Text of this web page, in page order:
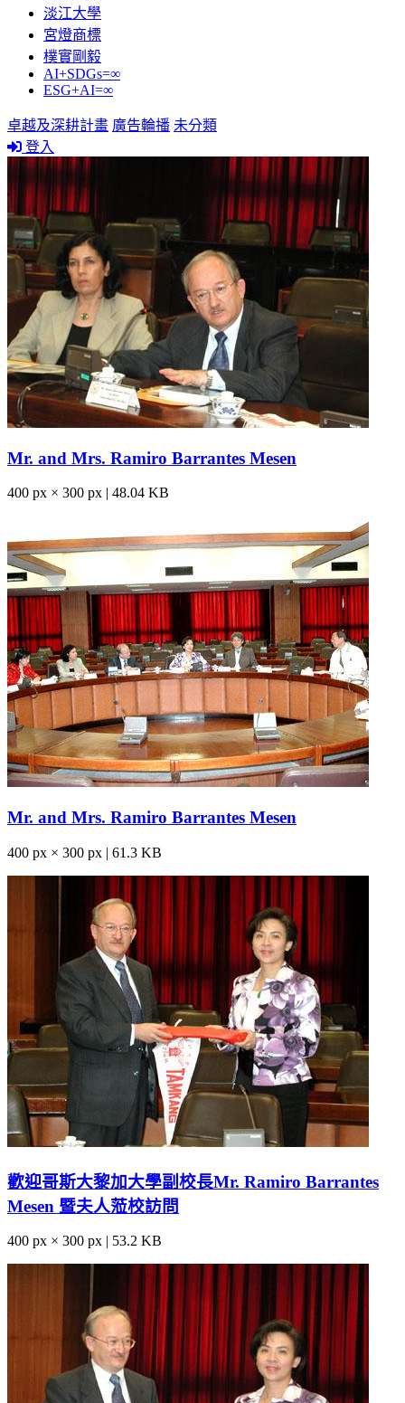
淡江大學
宮燈商標
樸實剛毅
AI+SDGs=∞
ESG+AI=∞
卓越及深耕計畫 廣告輪播 未分類
登入
Mr. and Mrs. Ramiro Barrantes Mesen
400 px × 300 px | 48.04 KB
Mr. and Mrs. Ramiro Barrantes Mesen
400 px × 300 px | 61.3 KB
歡迎哥斯大黎加大學副校長Mr. Ramiro Barrantes
Mesen 暨夫人蒞校訪問
400 px × 300 px | 53.2 KB